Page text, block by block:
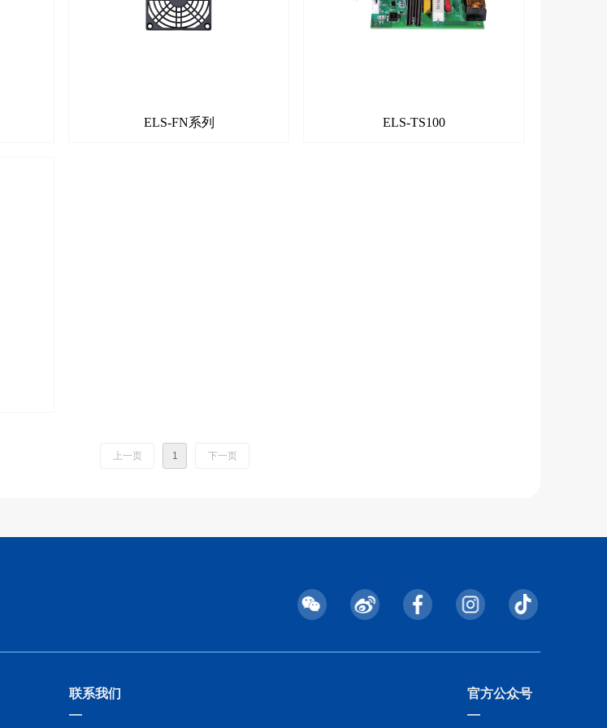
ELS-FN系列 ELS-TS100
上一页 1 下一页
联系我们
—
官方公众号
—